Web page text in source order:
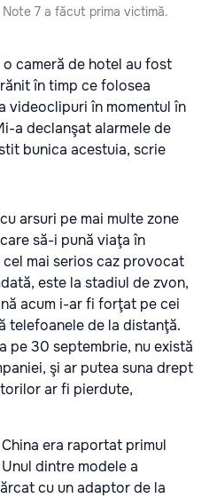
Note 7 a făcut prima victimă.
cameră de hotel au fost
în timp ce folosea
videoclipuri în momentul în
a declanşat alarmele de
bunica acestuia, scrie
arsuri pe mai multe zone
să-i pună viaţa în
mai serios caz provocat
este la stadiul de zvon,
acum i-ar fi forţat pe cei
telefoanele de la distanţă.
pe 30 septembrie, nu există
şi ar putea suna drept
ar fi pierdute,
era raportat primul
dintre modele a
cu un adaptor de la